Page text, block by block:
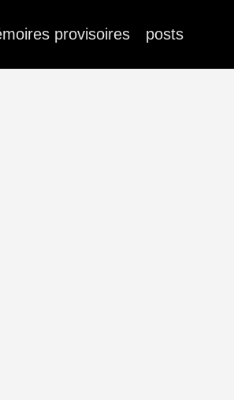
provisoires posts